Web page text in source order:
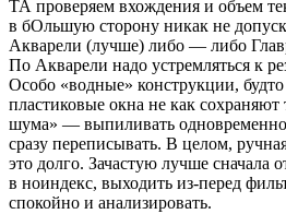
ТА проверяем вхождения и объем
в бОльшую сторону никак не
Акварели (лучше) либо — либо
По Акварели надо устремляться к
Особо «водные» конструкции, будто
пластиковые окна не как
шума» — выпиливать
сразу переписывать. В целом,
это долго. Зачастую лучше сначала
в ноиндекс, выходить из-перед
спокойно и анализировать.